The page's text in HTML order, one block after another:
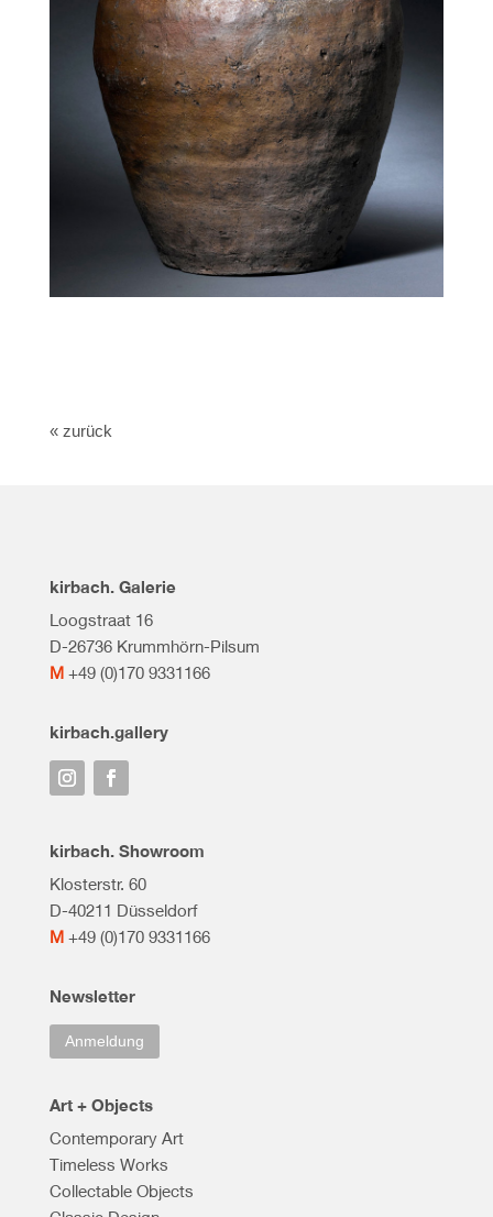
« zurück
kirbach. Galerie
Loogstraat 16
D-26736 Krummhörn-Pilsum
M+49 (0)170 9331166
kirbach.gallery
kirbach. Showroom
Klosterstr. 60
D-40211 Düsseldorf
M+49 (0)170 9331166
Newsletter
Anmeldung
Art + Objects
Contemporary Art
Timeless Works
Collectable Objects